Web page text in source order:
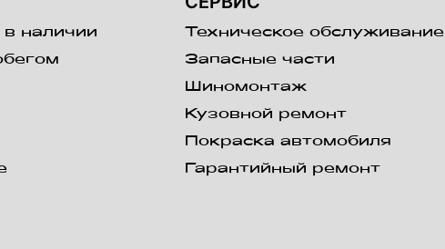
наличии Техническое обслуживание
Запасные части
Шиномонтаж
Кузовной ремонт
Покраска автомобиля
Гарантийный ремонт